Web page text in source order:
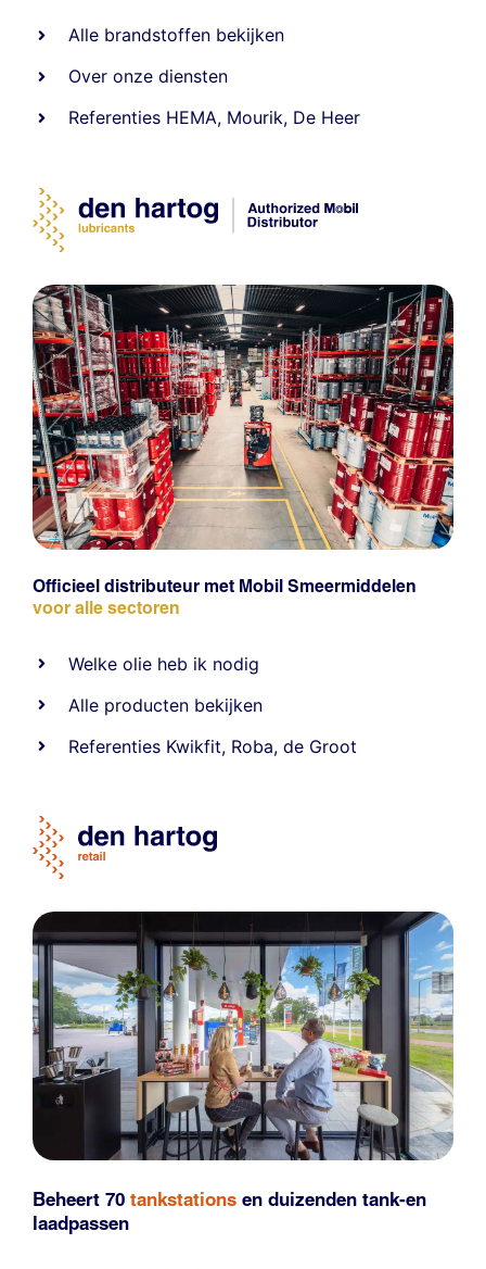
Alle brandstoffen bekijken
Over onze diensten
Referenties HEMA, Mourik, De Heer
Officieel distributeur met Mobil Smeermiddelen
voor alle sectoren
Welke olie heb ik nodig
Alle producten bekijken
Referenties Kwikfit, Roba,de Groot
Beheert 70 tankstations en duizenden tank-en
laadpassen